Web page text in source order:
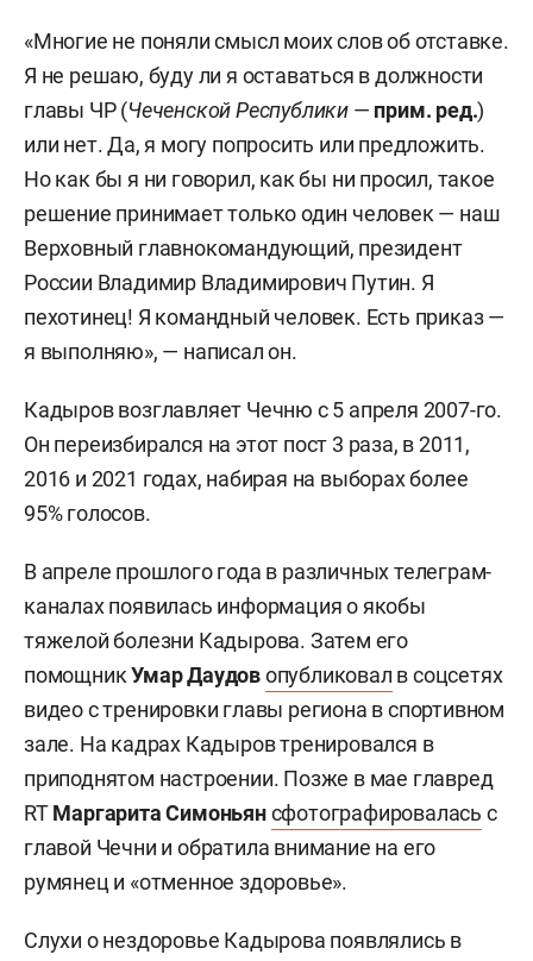
«Многие не поняли смысл моих слов об отставке.
Я не решаю, буду ли я оставаться в должности
главы ЧР (Чеченской Республики — прим. ред.)
или нет. Да, я могу попросить или предложить.
Но как бы я ни говорил, как бы ни просил, такое
решение принимает только один человек — наш
Верховный главнокомандующий, президент
России Владимир Владимирович Путин. Я
пехотинец! Я командный человек. Есть приказ —
я выполняю», — написал он.
Кадыров возглавляет Чечню с 5 апреля 2007-го.
Он переизбирался на этот пост 3 раза, в 2011,
2016 и 2021 годах, набирая на выборах более
95% голосов.
В апреле прошлого года в различных телеграм-
каналах появилась информация о якобы
тяжелой болезни Кадырова. Затем его
помощникУмар Даудовопубликовал в соцсетях
видео с тренировки главы региона в спортивном
зале. На кадрах Кадыров тренировался в
приподнятом настроении. Позже в мае главред
RTМаргарита Симоньянсфотографировалась с
главой Чечни и обратила внимание на его
румянец и «отменное здоровье».
Слухи о нездоровье Кадырова появлялись в